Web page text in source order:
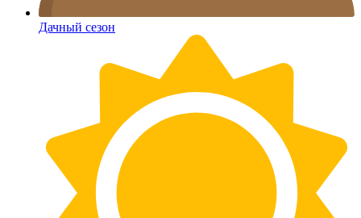
Дачный сезон